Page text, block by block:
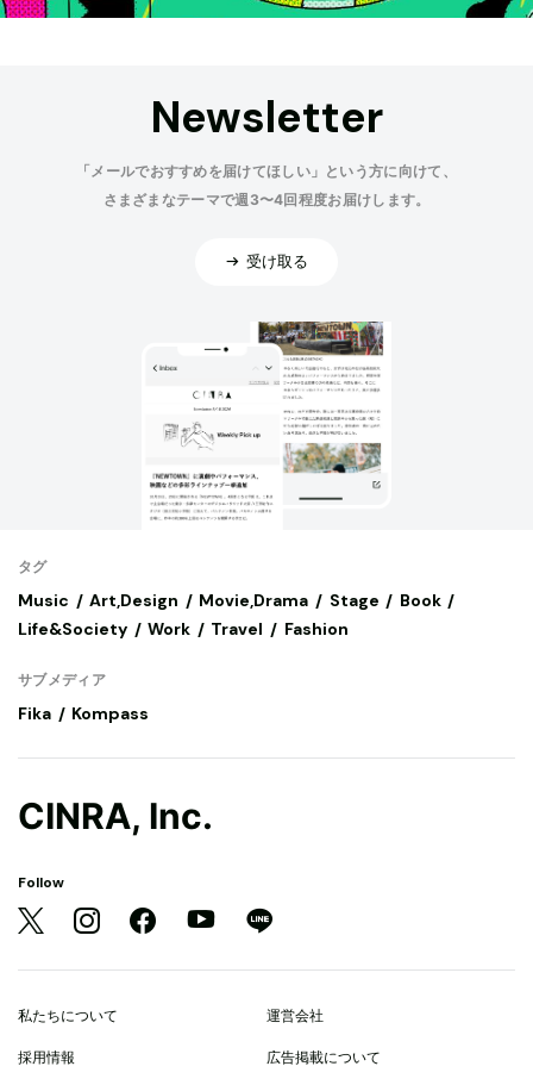
Newsletter
「メールでおすすめを届けてほしい」という方に向けて、
さまざまなテーマで週3〜4回程度お届けします。
受け取る
タグ
Music Art,Design Movie,Drama Stage
Book
Life&Society
Work Travel Fashion
サブメディア
Fika Kompass
CINRA, Inc.
Follow
私たちについて 運営会社
採用情報 広告掲載について